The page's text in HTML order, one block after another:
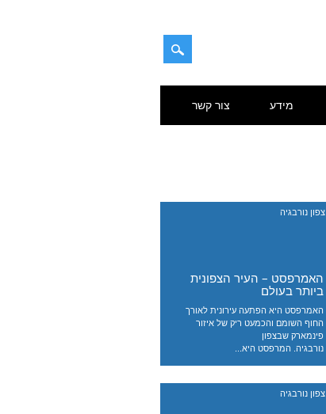
מידע צור קשר
צפון נורבגיה
האמרפסט – העיר הצפונית
ביותר בעולם
האמרפסט היא הפתעה עירונית לאורך
החוף השומם והכמעט ריק של איזור
פינמארק שבצפון
נורבגיה. המרפסט היא...
צפון נורבגיה